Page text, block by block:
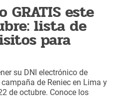
este
lista de
para
su DNI electrónico de
de Reniec en Lima y
de octubre. Conoce los